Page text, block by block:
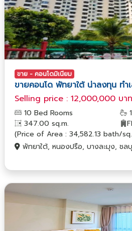
ขาย - คอนโดมิเนียม
ขายคอนโด พัทยาใต้ น่าลงทุน ทำ
Selling price : 12,000,000 บาท
10 Bed Rooms
347.00 sq.m.
(Price of Area : 34,582.13 bath/
พัทยาใต้, หนองปรือ, บางละมุง, ชล